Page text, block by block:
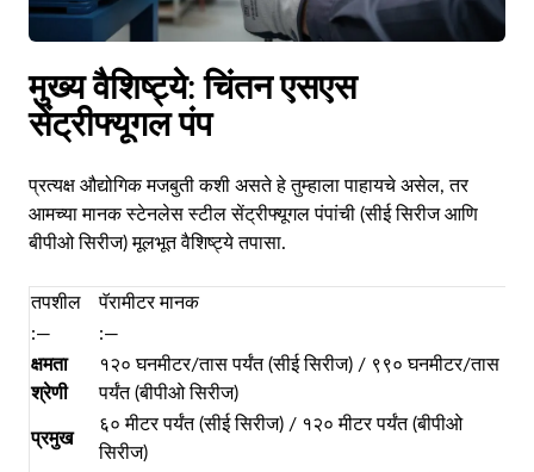
मुख्य वैशिष्ट्ये: चिंतन एसएस
सेंट्रीफ्यूगल पंप
प्रत्यक्ष औद्योगिक मजबुती कशी असते हे तुम्हाला पाहायचे असेल, तर
आमच्या मानक स्टेनलेस स्टील सेंट्रीफ्यूगल पंपांची (सीई सिरीज आणि
बीपीओ सिरीज) मूलभूत वैशिष्ट्ये तपासा.
तपशील
पॅरामीटर मानक
:—
:—
क्षमता
श्रेणी
१२० घनमीटर/तास पर्यंत (सीई सिरीज) / ९९० घनमीटर/तास
पर्यंत (बीपीओ सिरीज)
प्रमुख
६० मीटर पर्यंत (सीई सिरीज) / १२० मीटर पर्यंत (बीपीओ
सिरीज)